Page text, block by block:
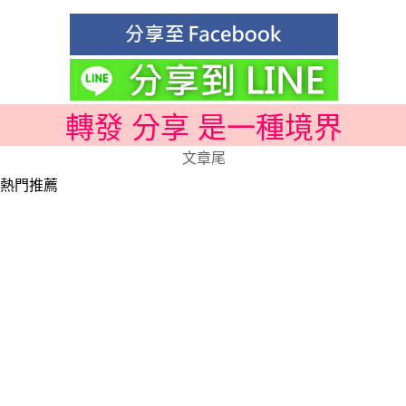
轉發 分享 是一種境界
文章尾
熱門推薦